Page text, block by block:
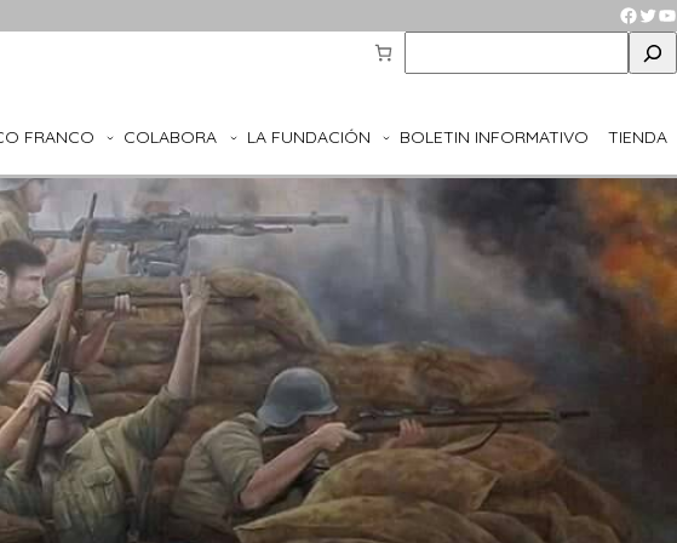
e
r
FRANCO COLABORA LA FUNDACIÓN BOLETIN INFORMATIVO TIENDA